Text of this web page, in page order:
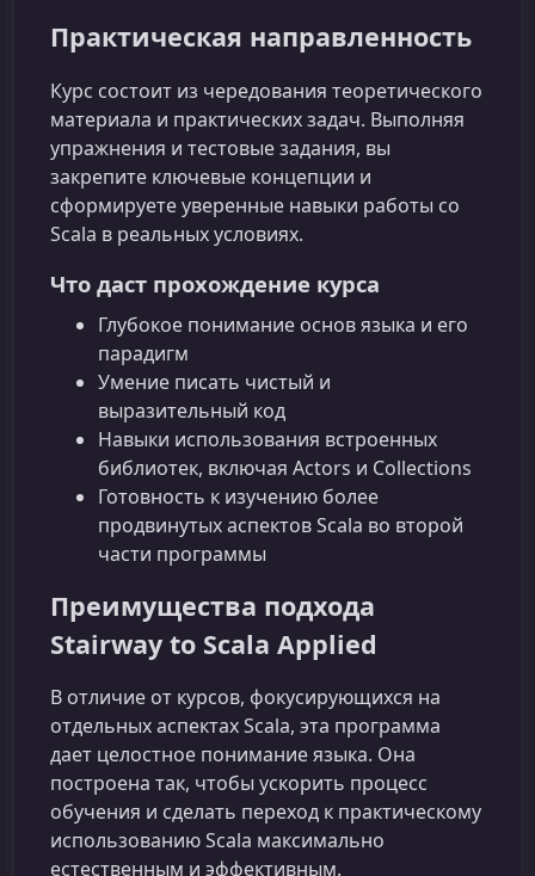
Практическая направленность
Курс состоит из чередования теоретического
материала и практических задач. Выполняя
упражнения и тестовые задания, вы
закрепите ключевые концепции и
сформируете уверенные навыки работы со
Scala в реальных условиях.
Что даст прохождение курса
Глубокое понимание основ языка и его
парадигм
Умение писать чистый и
выразительный код
Навыки использования встроенных
библиотек, включая Actors и Collections
Готовность к изучению более
продвинутых аспектов Scala во второй
части программы
Преимущества подхода
Stairway to Scala Applied
В отличие от курсов, фокусирующихся на
отдельных аспектах Scala, эта программа
дает целостное понимание языка. Она
построена так, чтобы ускорить процесс
обучения и сделать переход к практическому
использованию Scala максимально
естественным и эффективным.